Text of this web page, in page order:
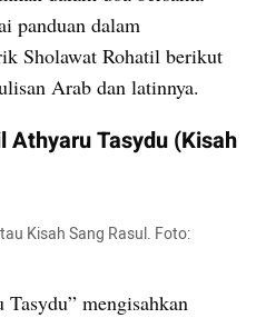
panduan dalam
Sholawat Rohatil berikut
Arab dan latinnya.
Athyaru Tasydu (Kisah
Kisah Sang Rasul. Foto:
mengisahkan